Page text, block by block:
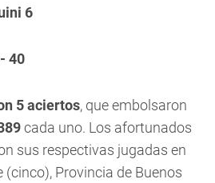
6
40
5 aciertos, que embolsaron
cada uno. Los afortunados
sus respectivas jugadas en
(cinco), Provincia de Buenos